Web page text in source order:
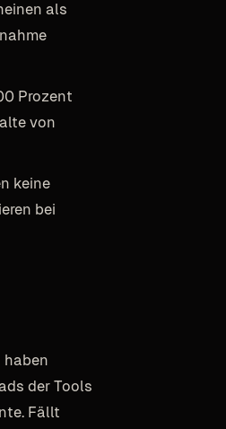
als
Prozent
von
keine
bei
haben
der Tools
Fällt